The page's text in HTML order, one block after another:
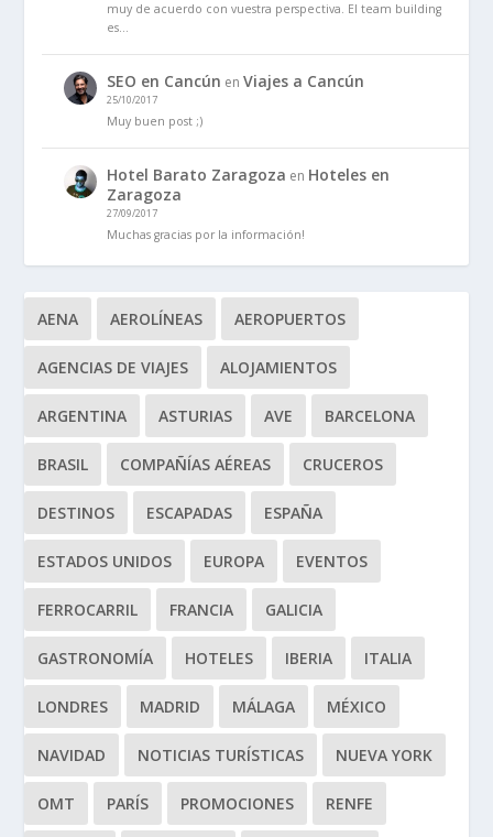
muy de acuerdo con vuestra perspectiva. El team building
es…
SEO en Cancún enViajes a Cancún
25/10/2017
Muy buen post ;)
Hotel Barato Zaragoza en Hoteles en
Zaragoza
27/09/2017
Muchas gracias por la información!
AENA AEROLÍNEAS AEROPUERTOS
AGENCIAS DE VIAJES ALOJAMIENTOS
ARGENTINA ASTURIAS AVE BARCELONA
BRASIL COMPAÑÍAS AÉREAS CRUCEROS
DESTINOS ESCAPADAS ESPAÑA
ESTADOS UNIDOS EUROPA EVENTOS
FERROCARRIL FRANCIA GALICIA
GASTRONOMÍA HOTELES IBERIA ITALIA
LONDRES MADRID MÁLAGA MÉXICO
NAVIDAD NOTICIAS TURÍSTICAS NUEVA YORK
OMT PARÍS PROMOCIONES RENFE